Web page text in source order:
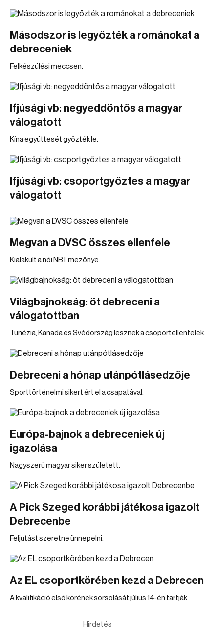
Másodszor is legyőzték a románokat a
debreceniek
Felkészülési meccsen.
Ifjúsági vb: negyeddöntős a magyar
válogatott
Kína együttesét győzték le.
Ifjúsági vb: csoportgyőztes a magyar
válogatott
Megvan a DVSC összes ellenfele
Kialakult a női NB I. mezőnye.
Világbajnokság: öt debreceni a
válogatottban
Tunézia, Kanada és Svédország lesznek a csoportellenfelek.
Debreceni a hónap utánpótlásedzője
Sporttörténelmi sikert ért el a csapatával.
Európa-bajnok a debreceniek új
igazolása
Nagyszerű magyar siker született.
A Pick Szeged korábbi játékosa igazolt
Debrecenbe
Feljutást szeretne ünnepelni.
Az EL csoportkörében kezd a Debrecen
A kvalifikáció első körének sorsolását július 14-én tartják.
Hirdetés